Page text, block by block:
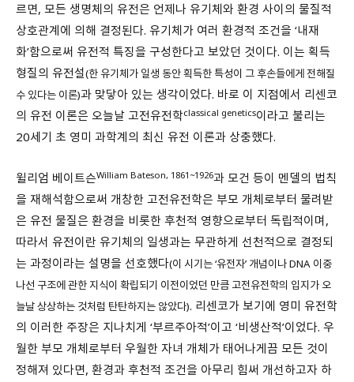
르면, 모든 생명체의 유전은 언제나 유기체와 환경 사이의 물질적
상호관계에 의해 결정된다. 유기체가 여러 환경적 조건을 ‘내재
화’함으로써 유전적 특징을 구성한다고 보았던 것이다. 이는 획득
형질의 유전설(한 유기체가 일생 동안 획득한 특성이 그 후손들에게 전해질
수 있다는 이론)과 맞닿아 있는 생각이었다. 바로 이 지점에서 리센코
의 유전 이론은 오늘날 고전유전학classical genetics이라고 불리는
20세기 초 영미 과학계의 최신 유전 이론과 상충했다.
윌리엄 베이트슨William Bateson, 1861~1926과 모건 등이 멘델의 법칙
을 재해석함으로써 개창한 고전유전학은 부모 개체로부터 물려받
은 유전 물질은 환경을 비롯한 후천적 영향으로부터 독립적이며,
따라서 유전이란 유기체의 일생과는 무관하게 선천적으로 결정되
는 과정이라는 설명을 선호했다(이 시기는 ‘유전자’ 개념이나 DNA 이중
나선 구조에 관한 지식이 확립되기 이전이었던 만큼 고전유전학의 입지가 오
늘날 상상하는 것처럼 탄탄하지는 않았다). 리센코가 보기에 영미 유전학
의 이러한 주장은 지나치게 ‘부르주아적’이고 ‘비생산적’이었다. 우
월한 부모 개체로부터 우월한 자녀 개체가 태어나게끔 모든 것이
정해져 있다면, 환경과 후천적 조건을 아무리 힘써 개선하고자 하